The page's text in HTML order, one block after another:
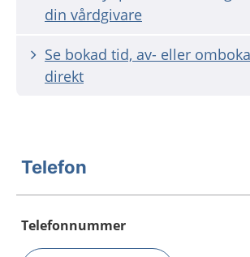
din vårdgivare
Se bokad tid, av- eller
direkt
Telefon
Telefonnummer